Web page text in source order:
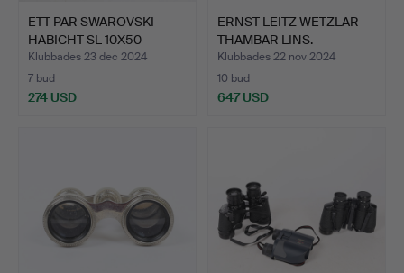
ETT PAR SWAROVSKI
HABICHT SL 10X50
KIKARE.
Klubbades 23 dec 2024
7 bud
274 USD
ERNST LEITZ WETZLAR
THAMBAR LINS.
Klubbades 22 nov 2024
10 bud
647 USD